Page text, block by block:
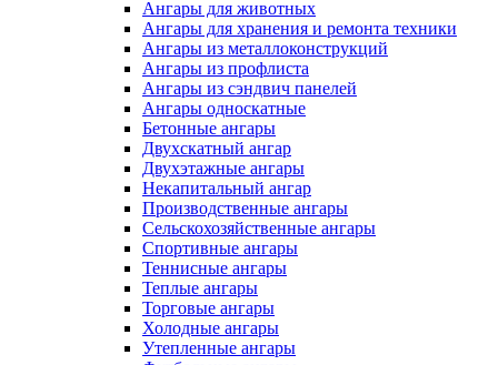
Ангары для животных
Ангары для хранения и ремонта техники
Ангары из металлоконструкций
Ангары из профлиста
Ангары из сэндвич панелей
Ангары односкатные
Бетонные ангары
Двухскатный ангар
Двухэтажные ангары
Некапитальный ангар
Производственные ангары
Сельскохозяйственные ангары
Спортивные ангары
Теннисные ангары
Теплые ангары
Торговые ангары
Холодные ангары
Утепленные ангары